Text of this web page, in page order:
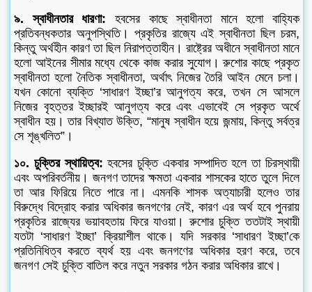
৯. স্বাধীনতার ধারণা: হবসের কাছে স্বাধীনতা মানে হলো বাহ্যিক
প্রতিবন্ধকতার অনুপস্থিতি। প্রকৃতির রাজ্যে এই স্বাধীনতা ছিল চরম,
কিন্তু অর্থহীন কারণ তা ছিল নিরাপত্তাহীন। রাষ্ট্রের অধীনে স্বাধীনতা মানে
হলো আইনের সীমার মধ্যে থেকে কাজ করার সুযোগ। রুশোর কাছে প্রকৃত
স্বাধীনতা হলো নৈতিক স্বাধীনতা, অর্থাৎ নিজের তৈরি আইন মেনে চলা।
যখন কোনো ব্যক্তি ‘সাধারণ ইচ্ছা’র আনুগত্য করে, তখন সে আসলে
নিজের বৃহত্তর ইচ্ছারই আনুগত্য করে এবং এভাবেই সে প্রকৃত অর্থে
স্বাধীন হয়। তার বিখ্যাত উক্তি, “মানুষ স্বাধীন হয়ে জন্মায়, কিন্তু সর্বত্র
সে শৃঙ্খলিত”।
১০. চুক্তির স্থায়িত্ব: হবসের চুক্তি একবার সম্পাদিত হলে তা চিরস্থায়ী
এবং অপরিবর্তনীয়। জনগণ তাদের ক্ষমতা একবার শাসকের হাতে তুলে দিলে
তা আর ফিরিয়ে নিতে পারে না। এমনকি শাসক অত্যাচারী হলেও তার
বিরুদ্ধে বিদ্রোহ করার অধিকার জনগণের নেই, কারণ এর অর্থ হবে পুনরায়
প্রকৃতির রাজ্যের ভয়াবহতায় ফিরে যাওয়া। রুশোর চুক্তি ততটাই স্থায়ী
যতটা ‘সাধারণ ইচ্ছা’ ক্রিয়াশীল থাকে। যদি সরকার ‘সাধারণ ইচ্ছা’কে
প্রতিনিধিত্ব করতে ব্যর্থ হয় এবং জনগণের অধিকার হরণ করে, তবে
জনগণ সেই চুক্তি বাতিল করে নতুন সরকার গঠন করার অধিকার রাখে।